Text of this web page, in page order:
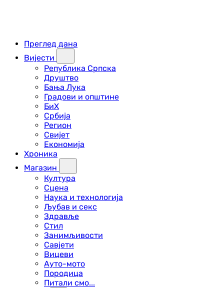
Преглед дана
Вијести
Република Српска
Друштво
Бања Лука
Градови и општине
БиХ
Србија
Регион
Свијет
Економија
Хроника
Магазин
Култура
Сцена
Наука и технологија
Љубав и секс
Здравље
Стил
Занимљивости
Савјети
Вицеви
Ауто-мото
Породица
Питали смо...